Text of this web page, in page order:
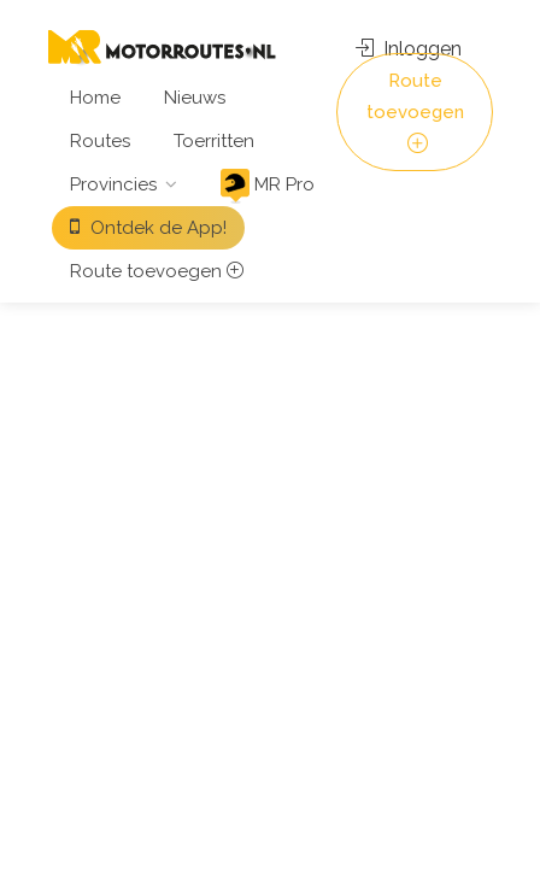
Home
Nieuws
Routes
Toerritten
Provincies
MR Pro
Ontdek de App!
Route toevoegen
Inloggen
Route
toevoegen